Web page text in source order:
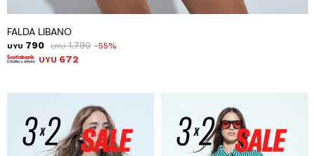
FALDA LIBANO
UYU 790 UYU 1.790 55
UYU 672